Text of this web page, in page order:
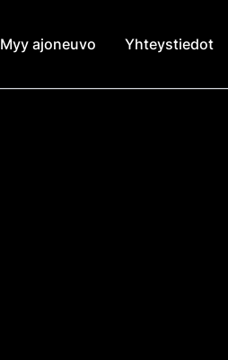
Myy ajoneuvo Yhteystiedot